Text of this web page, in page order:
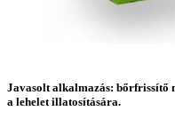
Javasolt alkalmazás: bőrfrissítő
a lehelet illatosítására.